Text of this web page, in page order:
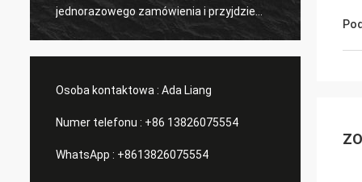
Osoba kontaktowa : Ada Liang
Numer telefonu : +86 13826075554
WhatsApp : +8613826075554